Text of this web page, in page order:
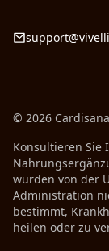
© 2026
Konsultieren Sie
wurden von der
Administration
bestimmt,
heilen oder zu